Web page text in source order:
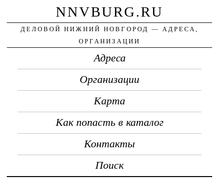
NNVBURG.RU
ДЕЛОВОЙ НИЖНИЙ НОВГОРОД — АДРЕСА,
ОРГАНИЗАЦИИ
Адреса
Организации
Карта
Как попасть в каталог
Контакты
Поиск